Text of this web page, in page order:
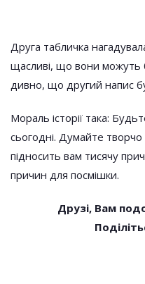
Друга табличка
щасливі, що вони можуть
дивно, що другий напис
Мораль історії така:
сьогодні. Думайте
підносить вам тисячу
причин для посмішки.
Друзі, Вам